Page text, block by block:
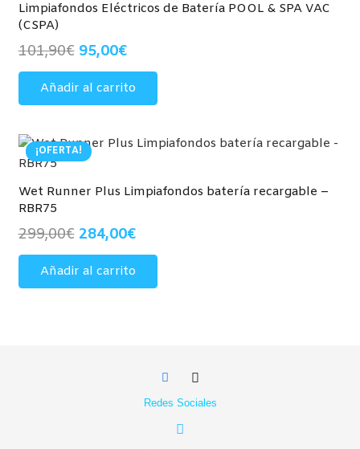
Limpiafondos Eléctricos de Batería POOL & SPA VAC
(CSPA)
101,90€ El
precio
original
era:
95,00€El
precio
actual
es:
Añadir al carrito
¡OFERTA!
Wet Runner Plus Limpiafondos batería recargable –
RBR75
299,00€ El
precio
original
era:
284,00€El
precio
actual
es:
Añadir al carrito
Redes Sociales